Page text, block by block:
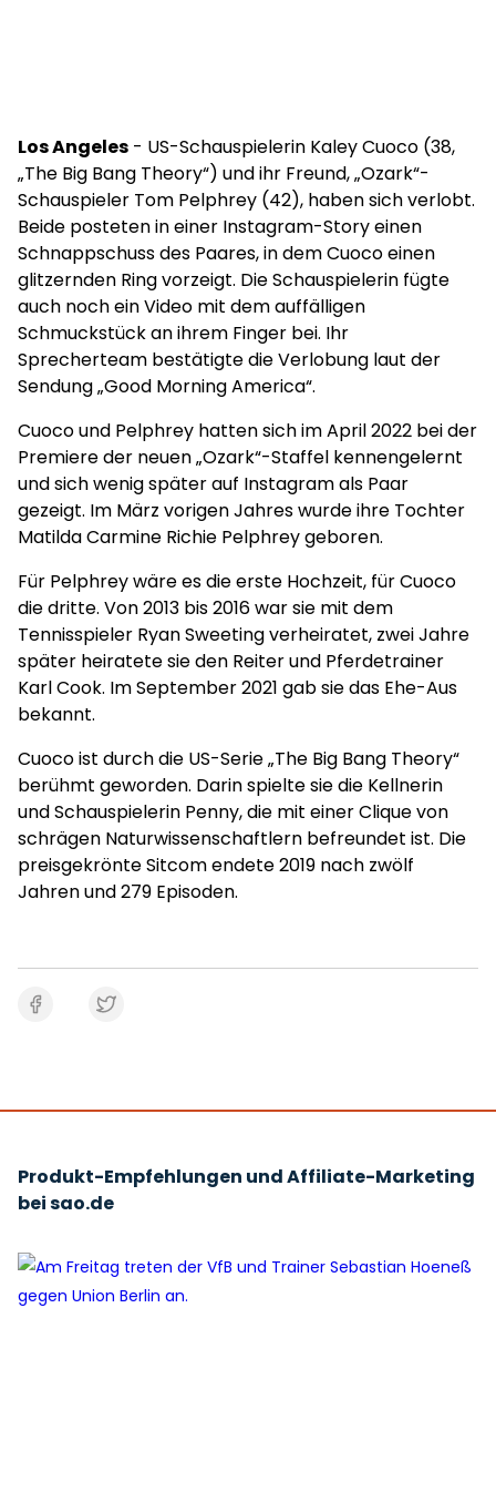
Los Angeles - US-Schauspielerin Kaley Cuoco (38,
„The Big Bang Theory“) und ihr Freund, „Ozark“-
Schauspieler Tom Pelphrey (42), haben sich verlobt.
Beide posteten in einer Instagram-Story einen
Schnappschuss des Paares, in dem Cuoco einen
glitzernden Ring vorzeigt. Die Schauspielerin fügte
auch noch ein Video mit dem auffälligen
Schmuckstück an ihrem Finger bei. Ihr
Sprecherteam bestätigte die Verlobung laut der
Sendung „Good Morning America“.
Cuoco und Pelphrey hatten sich im April 2022 bei der
Premiere der neuen „Ozark“-Staffel kennengelernt
und sich wenig später auf Instagram als Paar
gezeigt. Im März vorigen Jahres wurde ihre Tochter
Matilda Carmine Richie Pelphrey geboren.
Für Pelphrey wäre es die erste Hochzeit, für Cuoco
die dritte. Von 2013 bis 2016 war sie mit dem
Tennisspieler Ryan Sweeting verheiratet, zwei Jahre
später heiratete sie den Reiter und Pferdetrainer
Karl Cook. Im September 2021 gab sie das Ehe-Aus
bekannt.
Cuoco ist durch die US-Serie „The Big Bang Theory“
berühmt geworden. Darin spielte sie die Kellnerin
und Schauspielerin Penny, die mit einer Clique von
schrägen Naturwissenschaftlern befreundet ist. Die
preisgekrönte Sitcom endete 2019 nach zwölf
Jahren und 279 Episoden.
Produkt-Empfehlungen und Affiliate-Marketing
bei sao.de